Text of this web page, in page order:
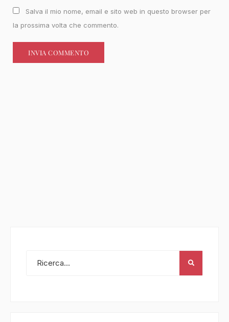
Salva il mio nome, email e sito web in questo browser per
la prossima volta che commento.